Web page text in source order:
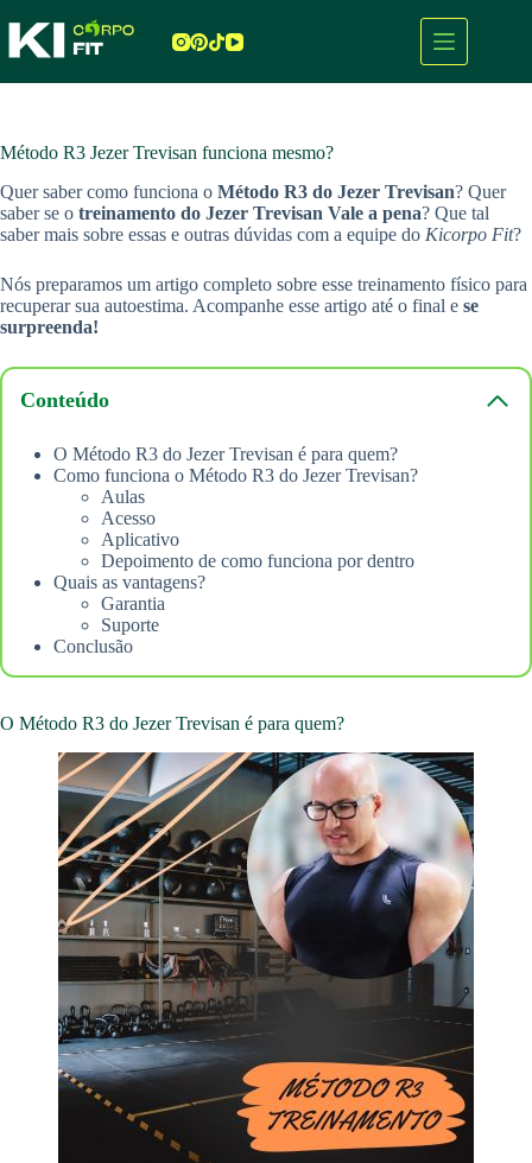
para
Método R3 Jezer Trevisan funciona mesmo?
Quer saber como funciona o Método R3 do Jezer Trevisan? Quer
saber se o treinamento do Jezer Trevisan Vale a pena? Que tal
saber mais sobre essas e outras dúvidas com a equipe do Kicorpo Fit?
Nós preparamos um artigo completo sobre esse treinamento físico para
recuperar sua autoestima. Acompanhe esse artigo até o final e se
surpreenda!
Conteúdo
O Método R3 do Jezer Trevisan é para quem?
Como funciona o Método R3 do Jezer Trevisan?
Aulas
Acesso
Aplicativo
Depoimento de como funciona por dentro
Quais as vantagens?
Garantia
Suporte
Conclusão
O Método R3 do Jezer Trevisan é para quem?